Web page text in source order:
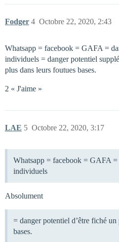
Fodger Octobre 22, 2020, 2:43
4
Whatsapp = facebook = GAFA =
individuels = danger potentiel
plus dans leurs foutues bases.
2 « J'aime »
LAE Octobre 22, 2020, 3:17
5
Whatsapp = facebook = GAFA =
individuels
Absolument
= danger potentiel d’être fiché
bases.